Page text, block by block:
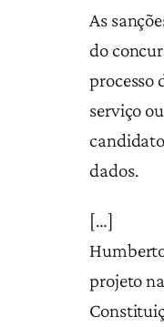
As
do
processo
serviço
dados.
[…]
projeto